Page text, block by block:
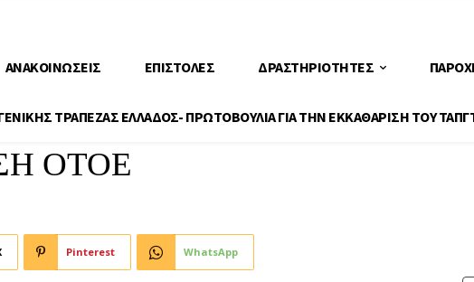
ΑΝΑΚΟΙΝΏΣΕΙΣ ΕΠΙΣΤΟΛΈΣ ΔΡΑΣΤΗΡΙΌΤΗΤΕΣ
ΤΡΑΠΕΖΑΣ ΕΛΛΑΔΟΣ- ΠΡΩΤΟΒΟΥΛΙΑ ΓΙΑ ΤΗΝ ΕΚΚΑΘΑΡΙΣΗ ΤΟΥ
ΟΤΟΕ
Pinterest WhatsApp